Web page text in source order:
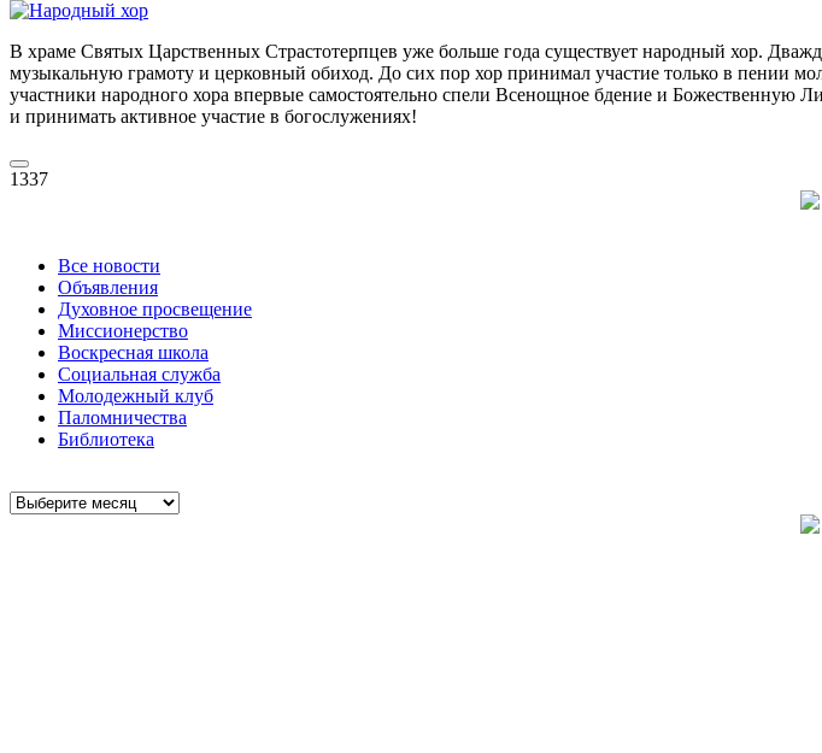
В храме Святых Царственных Страстотерпцев уже больше года существует народный хор.
музыкальную грамоту и церковный обиход. До сих пор хор принимал участие только в пении
участники народного хора впервые самостоятельно спели Всенощное бдение и
и принимать активное участие в богослужениях!
1337
Все новости
Объявления
Духовное просвещение
Миссионерство
Воскресная школа
Социальная служба
Молодежный клуб
Паломничества
Библиотека